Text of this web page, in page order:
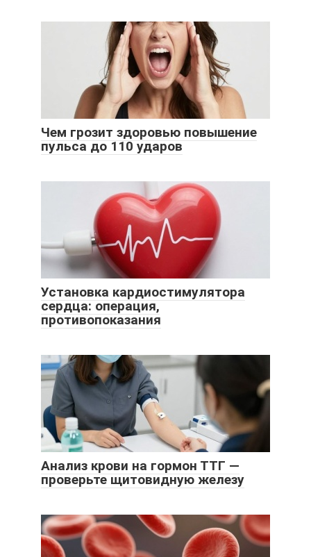
Чем грозит здоровью повышение
пульса до 110 ударов
Установка кардиостимулятора
сердца: операция,
противопоказания
Анализ крови на гормон ТТГ —
проверьте щитовидную железу